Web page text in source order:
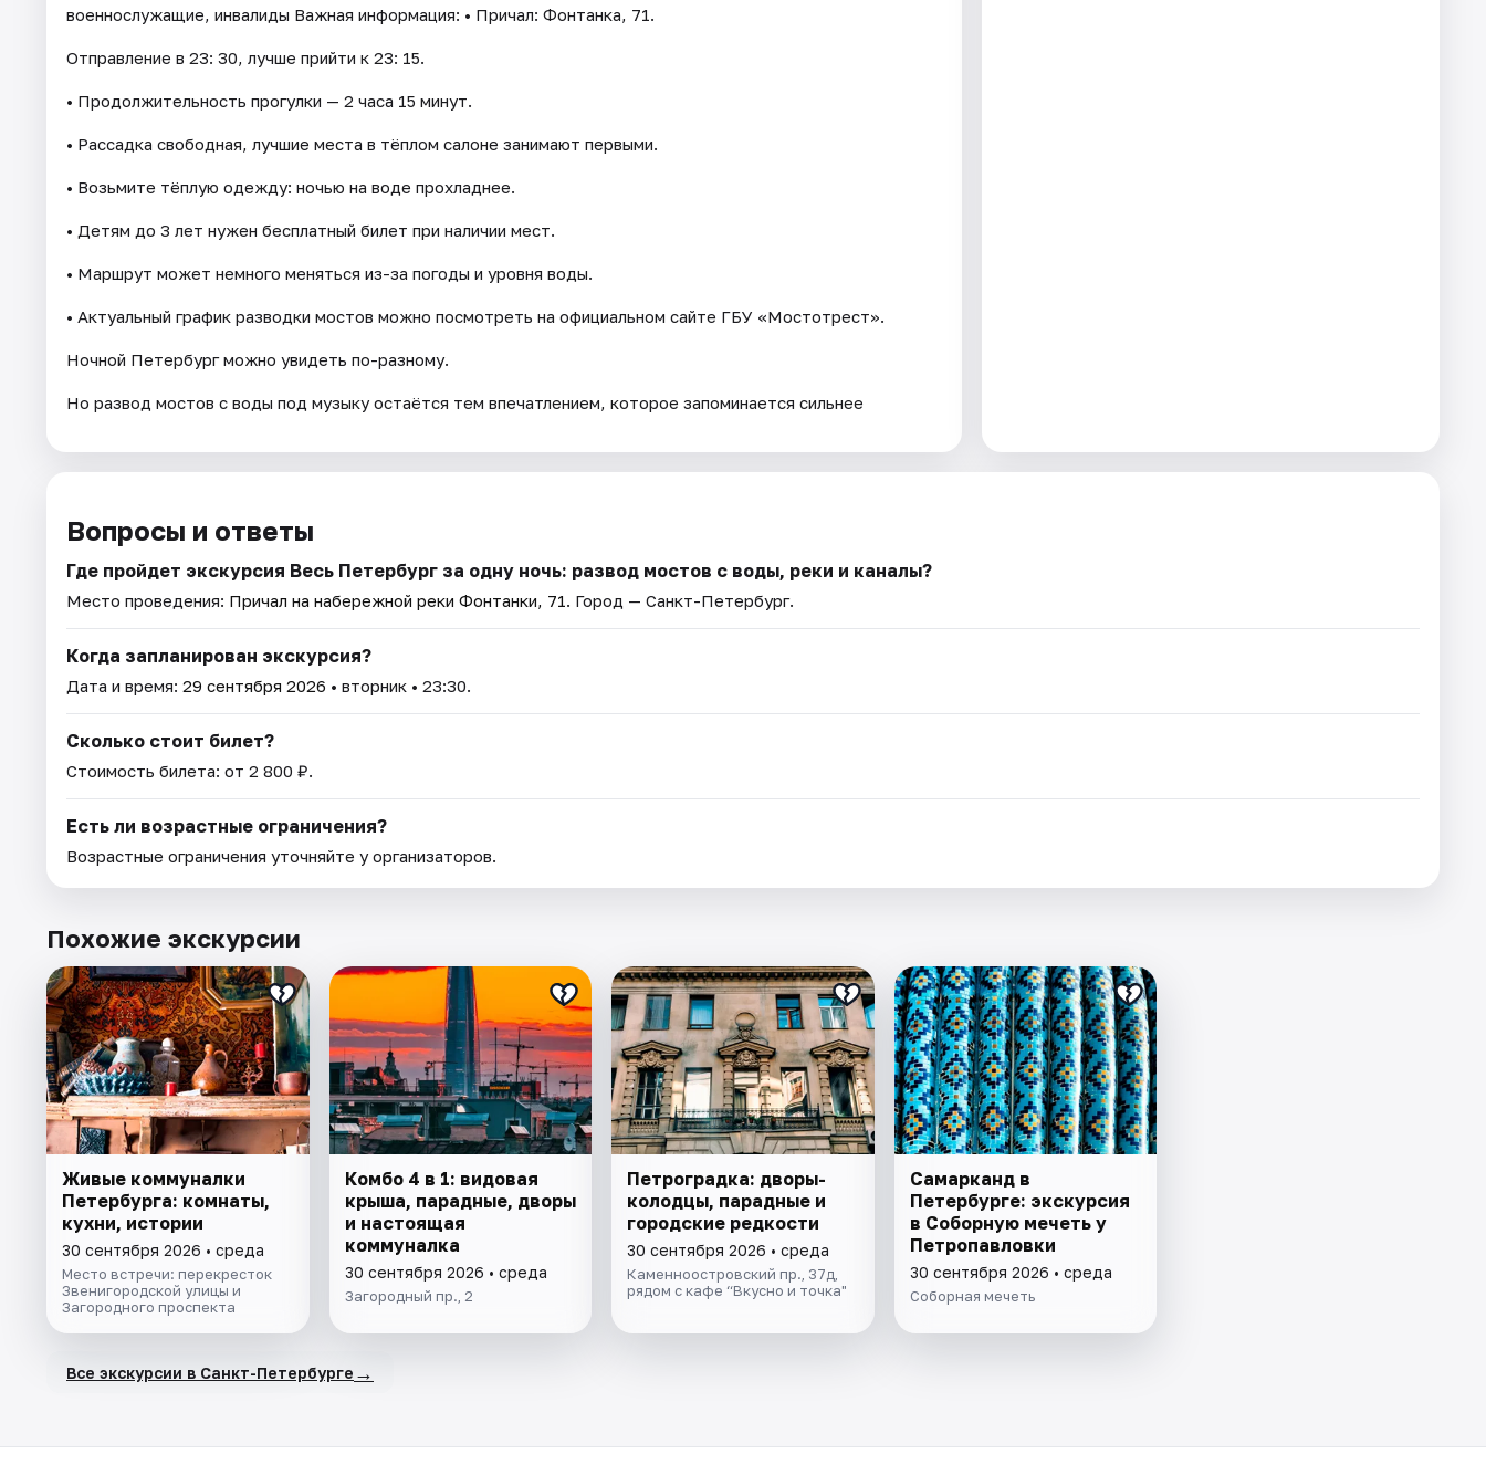
военнослужащие, инвалиды Важная информация: • Причал: Фонтанка, 71.
Отправление в 23: 30, лучше прийти к 23: 15.
• Продолжительность прогулки — 2 часа 15 минут.
• Рассадка свободная, лучшие места в тёплом салоне занимают первыми.
• Возьмите тёплую одежду: ночью на воде прохладнее.
• Детям до 3 лет нужен бесплатный билет при наличии мест.
• Маршрут может немного меняться из-за погоды и уровня воды.
• Актуальный график разводки мостов можно посмотреть на официальном сайте ГБУ «Мостотрест».
Ночной Петербург можно увидеть по-разному.
Но развод мостов с воды под музыку остаётся тем впечатлением, которое запоминается сильнее
Вопросы и ответы
Где пройдет экскурсия Весь Петербург за одну ночь: развод мостов с воды, реки и каналы?
Место проведения: Причал на набережной реки Фонтанки, 71. Город — Санкт-Петербург.
Когда запланирован экскурсия?
Дата и время: 29 сентября 2026 • вторник • 23:30.
Сколько стоит билет?
Стоимость билета: от 2 800 ₽.
Есть ли возрастные ограничения?
Возрастные ограничения уточняйте у организаторов.
Похожие экскурсии
Живые коммуналки
Петербурга: комнаты,
кухни, истории
30 сентября 2026 • среда
Место встречи: перекресток
Звенигородской улицы и
Загородного проспекта
Комбо 4 в 1: видовая
крыша, парадные, дворы
и настоящая
коммуналка
30 сентября 2026 • среда
Загородный пр., 2
Петроградка: дворы-
колодцы, парадные и
городские редкости
30 сентября 2026 • среда
Каменноостровский пр., 37д,
рядом с кафе “Вкусно и точка"
Самарканд в
Петербурге: экскурсия
в Соборную мечеть у
Петропавловки
30 сентября 2026 • среда
Соборная мечеть
Все экскурсии в Санкт-Петербурге →